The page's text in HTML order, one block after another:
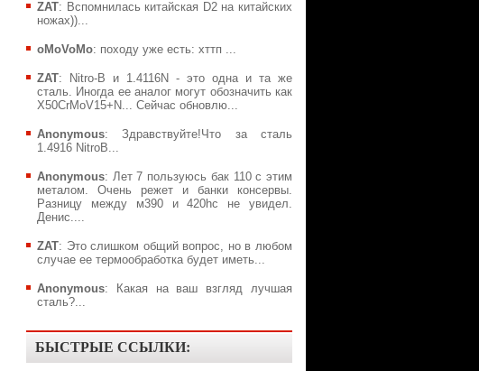
ZAT: Вспомнилась китайская D2 на китайских
ножах))...
oMoVoMo: походу уже есть: хттп ...
ZAT: Nitro-B и 1.4116N - это одна и та же
сталь. Иногда ее аналог могут обозначить как
X50CrMoV15+N... Сейчас обновлю...
Anonymous: Здравствуйте!Что за сталь
1.4916 NitroB...
Anonymous: Лет 7 пользуюсь бак 110 с этим
металом. Очень режет и банки консервы.
Разницу между м390 и 420hc не увидел.
Денис....
ZAT: Это слишком общий вопрос, но в любом
случае ее термообработка будет иметь...
Anonymous: Какая на ваш взгляд лучшая
сталь?...
БЫСТРЫЕ ССЫЛКИ: